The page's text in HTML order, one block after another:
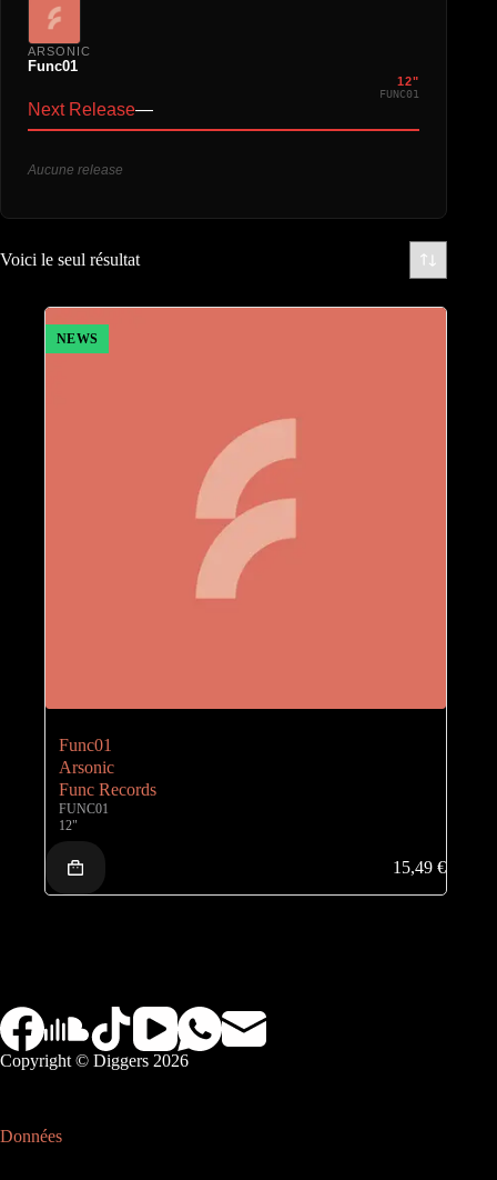
ARSONIC
Func01
12"
FUNC01
Next Release—
Aucune release
Voici le seul résultat
NEWS
Func01
Arsonic
Func Records
FUNC01
12"
15,49€
Copyright © Diggers 2026
Données